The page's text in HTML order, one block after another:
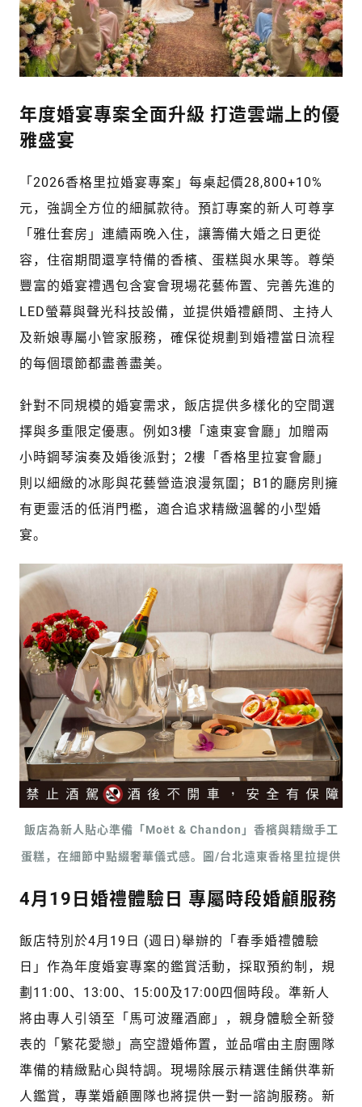
年度婚宴專案全面升級 打造雲端上的優
雅盛宴
「2026香格里拉婚宴專案」每桌起價28,800+10%
元，強調全方位的細膩款待。預訂專案的新人可尊享
「雅仕套房」連續兩晚入住，讓籌備大婚之日更從
容，住宿期間還享特備的香檳、蛋糕與水果等。尊榮
豐富的婚宴禮遇包含宴會現場花藝佈置、完善先進的
LED螢幕與聲光科技設備，並提供婚禮顧問、主持人
及新娘專屬小管家服務，確保從規劃到婚禮當日流程
的每個環節都盡善盡美。
針對不同規模的婚宴需求，飯店提供多樣化的空間選
擇與多重限定優惠。例如3樓「遠東宴會廳」加贈兩
小時鋼琴演奏及婚後派對；2樓「香格里拉宴會廳」
則以細緻的冰彫與花藝營造浪漫氛圍；B1的廳房則擁
有更靈活的低消門檻，適合追求精緻溫馨的小型婚
宴。
飯店為新人貼心準備「Moët & Chandon」香檳與精緻手工
蛋糕，在細節中點綴奢華儀式感。圖/台北遠東香格里拉提供
4月19日婚禮體驗日 專屬時段婚顧服務
飯店特別於4月19日 (週日)舉辦的「春季婚禮體驗
日」作為年度婚宴專案的鑑賞活動，採取預約制，規
劃11:00、13:00、15:00及17:00四個時段。準新人
將由專人引領至「馬可波羅酒廊」，親身體驗全新發
表的「繁花愛戀」高空證婚佈置，並品嚐由主廚團隊
準備的精緻點心與特調。現場除展示精選佳餚供準新
人鑑賞，專業婚顧團隊也將提供一對一諮詢服務。新